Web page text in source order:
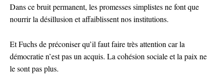
Dans ce bruit permanent, les promesses simplistes ne font que
nourrir la désillusion et affaiblissent nos institutions.
Et Fuchs de préconiser qu’il faut faire très attention car la
démocratie n’est pas un acquis. La cohésion sociale et la paix ne
le sont pas plus.